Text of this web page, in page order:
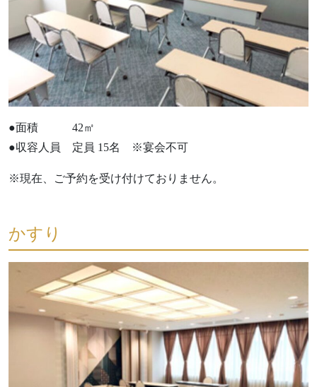
●面積 42㎡
●収容人員 定員 15名 ※宴会不可
※現在、ご予約を受け付けておりません。
かすり